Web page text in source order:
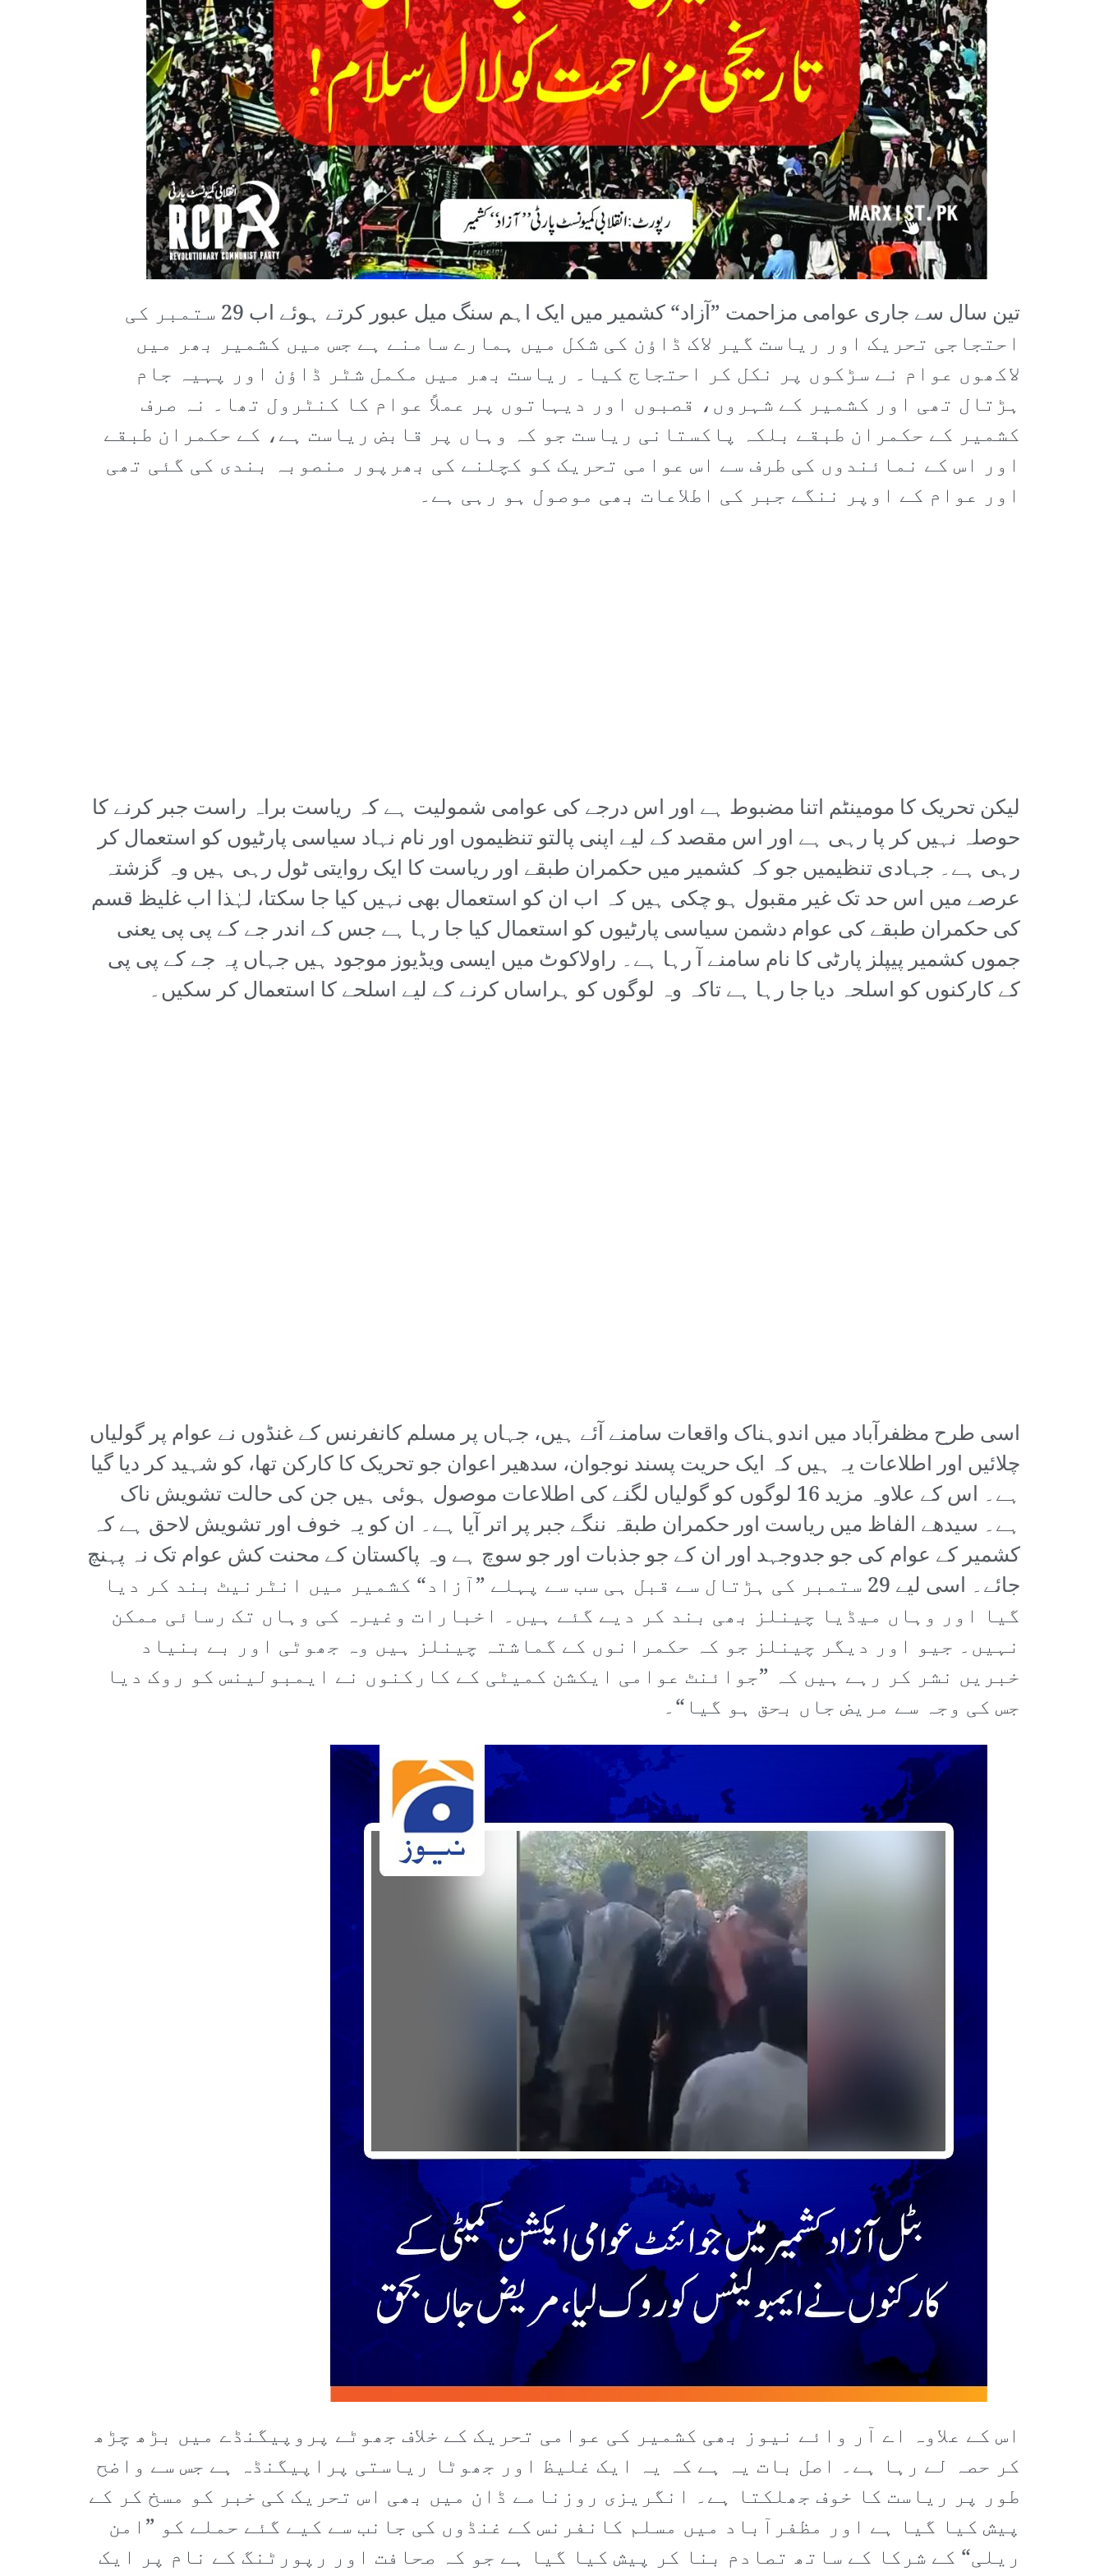
تین سال سے جاری عوامی مزاحمت ”آزاد“ کشمیر میں ایک اہم سنگ میل عبور کرتے ہوئے اب 29 ستمبر کی
احتجاجی تحریک اور ریاست گیر لاک ڈاؤن کی شکل میں ہمارے سامنے ہے جس میں کشمیر بھر میں
لاکھوں عوام نے سڑکوں پر نکل کر احتجاج کیا۔ ریاست بھر میں مکمل شٹر ڈاؤن اور پہیہ جام
ہڑتال تھی اور کشمیر کے شہروں، قصبوں اور دیہاتوں پر عملاً عوام کا کنٹرول تھا۔ نہ صرف
کشمیر کے حکمران طبقے بلکہ پاکستانی ریاست جو کہ وہاں پر قابض ریاست ہے، کے حکمران طبقے
اور اس کے نمائندوں کی طرف سے اس عوامی تحریک کو کچلنے کی بھرپور منصوبہ بندی کی گئی تھی
اور عوام کے اوپر ننگے جبر کی اطلاعات بھی موصول ہو رہی ہے۔
لیکن تحریک کا مومینٹم اتنا مضبوط ہے اور اس درجے کی عوامی شمولیت ہے کہ ریاست براہ راست جبر کرنے کا
حوصلہ نہیں کر پا رہی ہے اور اس مقصد کے لیے اپنی پالتو تنظیموں اور نام نہاد سیاسی پارٹیوں کو استعمال کر
رہی ہے۔ جہادی تنظیمیں جو کہ کشمیر میں حکمران طبقے اور ریاست کا ایک روایتی ٹول رہی ہیں وہ گزشتہ
عرصے میں اس حد تک غیر مقبول ہو چکی ہیں کہ اب ان کو استعمال بھی نہیں کیا جا سکتا، لہٰذا اب غلیظ قسم
کی حکمران طبقے کی عوام دشمن سیاسی پارٹیوں کو استعمال کیا جا رہا ہے جس کے اندر جے کے پی پی یعنی
جموں کشمیر پیپلز پارٹی کا نام سامنے آ رہا ہے۔ راولاکوٹ میں ایسی ویڈیوز موجود ہیں جہاں پہ جے کے پی پی
کے کارکنوں کو اسلحہ دیا جا رہا ہے تاکہ وہ لوگوں کو ہراساں کرنے کے لیے اسلحے کا استعمال کر سکیں۔
اسی طرح مظفرآباد میں اندوہناک واقعات سامنے آئے ہیں، جہاں پر مسلم کانفرنس کے غنڈوں نے عوام پر گولیاں
چلائیں اور اطلاعات یہ ہیں کہ ایک حریت پسند نوجوان، سدھیر اعوان جو تحریک کا کارکن تھا، کو شہید کر دیا گیا
ہے۔ اس کے علاوہ مزید 16 لوگوں کو گولیاں لگنے کی اطلاعات موصول ہوئی ہیں جن کی حالت تشویش ناک
ہے۔ سیدھے الفاظ میں ریاست اور حکمران طبقہ ننگے جبر پر اتر آیا ہے۔ ان کو یہ خوف اور تشویش لاحق ہے کہ
کشمیر کے عوام کی جو جدوجہد اور ان کے جو جذبات اور جو سوچ ہے وہ پاکستان کے محنت کش عوام تک نہ پہنچ
جائے۔ اسی لیے 29 ستمبر کی ہڑتال سے قبل ہی سب سے پہلے ”آزاد“ کشمیر میں انٹرنیٹ بند کر دیا
گیا اور وہاں میڈیا چینلز بھی بند کر دیے گئے ہیں۔ اخبارات وغیرہ کی وہاں تک رسائی ممکن
نہیں۔ جیو اور دیگر چینلز جو کہ حکمرانوں کے گماشتہ چینلز ہیں وہ جھوٹی اور بے بنیاد
خبریں نشر کر رہے ہیں کہ ”جوائنٹ عوامی ایکشن کمیٹی کے کارکنوں نے ایمبولینس کو روک دیا
جس کی وجہ سے مریض جاں بحق ہو گیا“۔
اس کے علاوہ اے آر وائے نیوز بھی کشمیر کی عوامی تحریک کے خلاف جھوٹے پروپیگنڈے میں بڑھ چڑھ
کر حصہ لے رہا ہے۔ اصل بات یہ ہے کہ یہ ایک غلیظ اور جھوٹا ریاستی پراپیگنڈہ ہے جس سے واضح
طور پر ریاست کا خوف جھلکتا ہے۔ انگریزی روزنامے ڈان میں بھی اس تحریک کی خبر کو مسخ کر کے
پیش کیا گیا ہے اور مظفرآباد میں مسلم کانفرنس کے غنڈوں کی جانب سے کیے گئے حملے کو ”امن
ریلی“ کے شرکا کے ساتھ تصادم بنا کر پیش کیا گیا ہے جو کہ صحافت اور رپورٹنگ کے نام پر ایک